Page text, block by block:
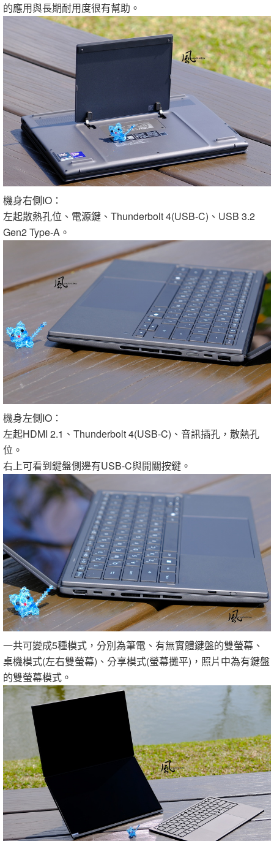
的應用與長期耐用度很有幫助。
機身右側IO：
左起散熱孔位、電源鍵、Thunderbolt 4(USB-C)、USB 3.2
Gen2 Type-A。
機身左側IO：
左起HDMI 2.1、Thunderbolt 4(USB-C)、音訊插孔，散熱孔
位。
右上可看到鍵盤側邊有USB-C與開關按鍵。
一共可變成5種模式，分別為筆電、有無實體鍵盤的雙螢幕、
桌機模式(左右雙螢幕)、分享模式(螢幕攤平)，照片中為有鍵盤
的雙螢幕模式。